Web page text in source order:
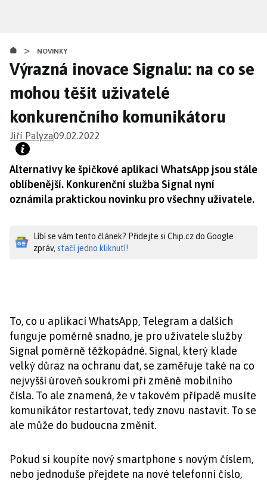
obsahu
> NOVINKY
Výrazná inovace Signalu: na co se
mohou těšit uživatelé
konkurenčního komunikátoru
Jiří Palyza09.02.2022
Alternativy ke špičkové aplikaci WhatsApp jsou stále
oblíbenější. Konkurenční služba Signal nyní
oznámila praktickou novinku pro všechny uživatele.
Líbí se vám tento článek? Přidejte si Chip.cz do Google
zpráv, stačí jedno kliknutí!
To, co u aplikací WhatsApp, Telegram a dalších
funguje poměrně snadno, je pro uživatele služby
Signal poměrně těžkopádné. Signal, který klade
velký důraz na ochranu dat, se zaměřuje také na co
nejvyšší úroveň soukromí při změně mobilního
čísla. To ale znamená, že v takovém případě musíte
komunikátor restartovat, tedy znovu nastavit. To se
ale může do budoucna změnit.
Pokud si koupíte nový smartphone s novým číslem,
nebo jednoduše přejdete na nové telefonní číslo,